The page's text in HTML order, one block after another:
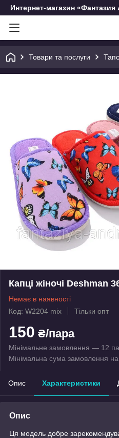
Интернет-магазин
Товари та послуги
Капці жіночі Deshman
Немає в наявності
Код: W2204 mix
Тільки опт
150 ₴/пара
Мінімальне замовлення — 12
Мінімальна сума замовлення
Опис Характеристики
Опис
Ця модель добре